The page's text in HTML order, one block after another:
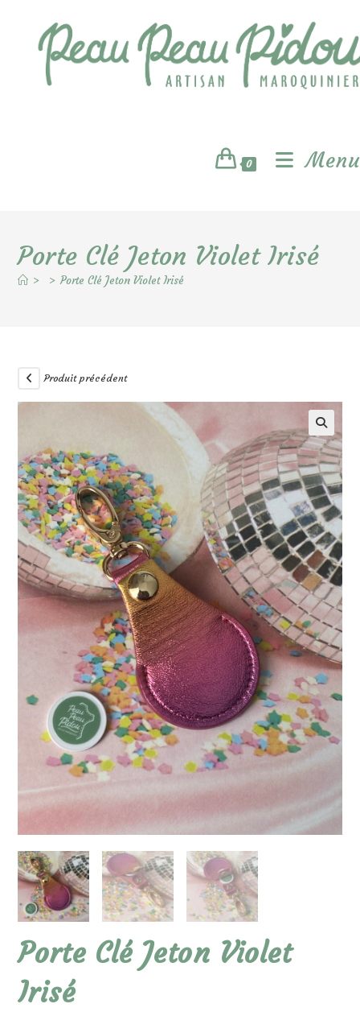
0 Menu
Porte Clé Jeton Violet Irisé
> > Porte Clé Jeton Violet Irisé
Produit précédent
🔍
Porte Clé Jeton Violet
Irisé